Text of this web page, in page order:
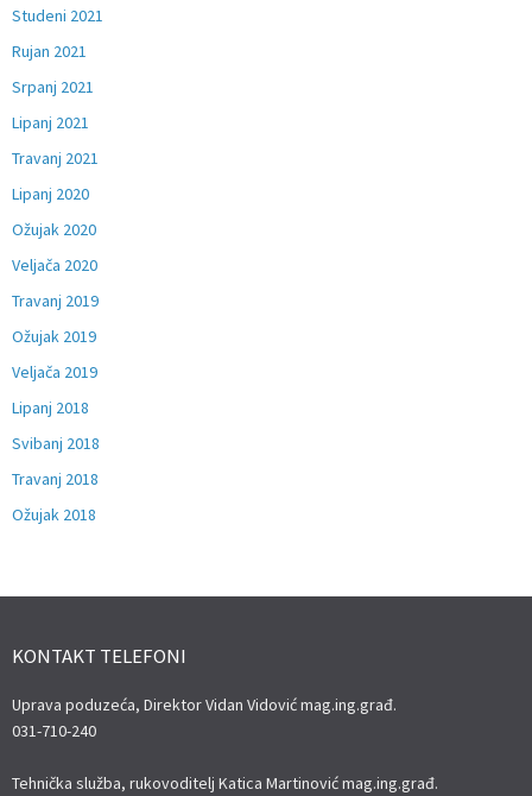
Studeni 2021
Rujan 2021
Srpanj 2021
Lipanj 2021
Travanj 2021
Lipanj 2020
Ožujak 2020
Veljača 2020
Travanj 2019
Ožujak 2019
Veljača 2019
Lipanj 2018
Svibanj 2018
Travanj 2018
Ožujak 2018
KONTAKT TELEFONI
Uprava poduzeća, Direktor Vidan Vidović mag.ing.građ.
031-710-240
Tehnička služba, rukovoditelj Katica Martinović mag.ing.građ.